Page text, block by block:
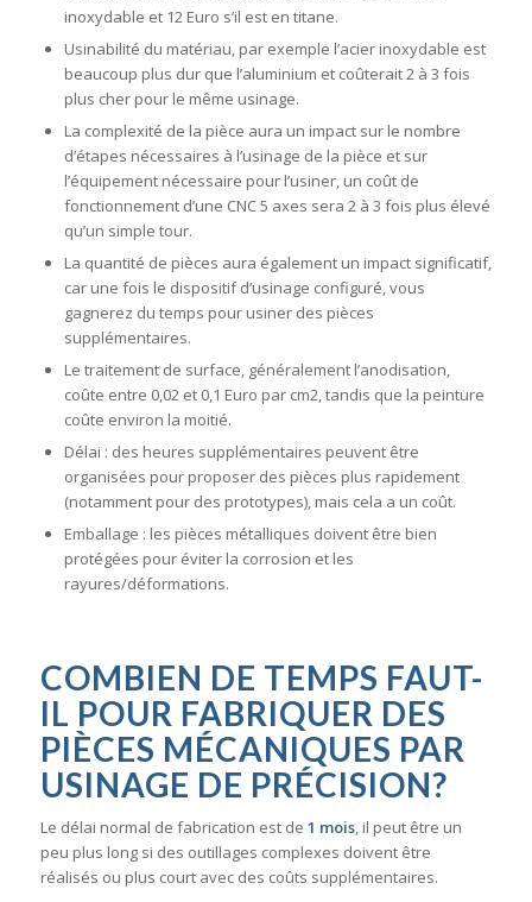
inoxydable et 12 Euro s’il est en titane.
Usinabilité du matériau, par exemple l’acier inoxydable est
beaucoup plus dur que l’aluminium et coûterait 2 à 3 fois
plus cher pour le même usinage.
La complexité de la pièce aura un impact sur le nombre
d’étapes nécessaires à l’usinage de la pièce et sur
l’équipement nécessaire pour l’usiner, un coût de
fonctionnement d’une CNC 5 axes sera 2 à 3 fois plus élevé
qu’un simple tour.
La quantité de pièces aura également un impact significatif,
car une fois le dispositif d’usinage configuré, vous
gagnerez du temps pour usiner des pièces
supplémentaires.
Le traitement de surface, généralement l’anodisation,
coûte entre 0,02 et 0,1 Euro par cm2, tandis que la peinture
coûte environ la moitié.
Délai : des heures supplémentaires peuvent être
organisées pour proposer des pièces plus rapidement
(notamment pour des prototypes), mais cela a un coût.
Emballage : les pièces métalliques doivent être bien
protégées pour éviter la corrosion et les
rayures/déformations.
COMBIEN DE TEMPS FAUT-
IL POUR FABRIQUER DES
PIÈCES MÉCANIQUES PAR
USINAGE DE PRÉCISION?
Le délai normal de fabrication est de 1 mois, il peut être un
peu plus long si des outillages complexes doivent être
réalisés ou plus court avec des coûts supplémentaires.